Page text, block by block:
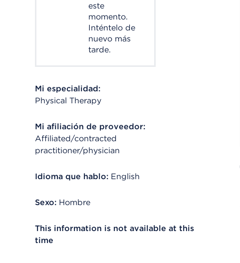
este
momento.
Inténtelo de
nuevo más
tarde.
Mi especialidad:
Physical Therapy
Mi afiliación de proveedor:
Affiliated/contracted
practitioner/physician
Idioma que hablo: English
Sexo: Hombre
This information is not available at this
time